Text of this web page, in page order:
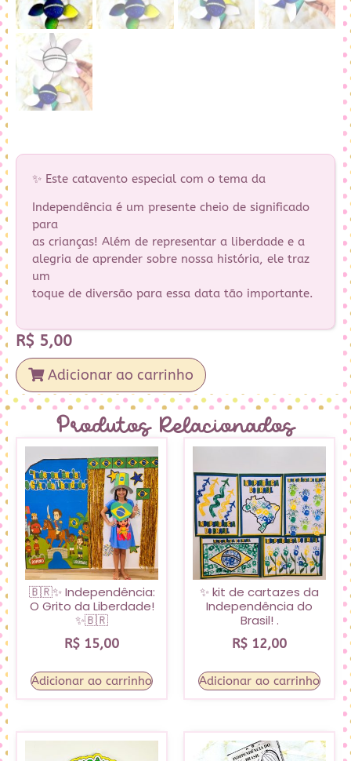
✨ Este catavento especial com o tema da
Independência é um presente cheio de significado
para
as crianças! Além de representar a liberdade e a
alegria de aprender sobre nossa história, ele traz
um
toque de diversão para essa data tão importante.
R$ 5,00
Adicionar ao carrinho
Produtos Relacionados
🇧🇷✨ Independência:
O Grito da Liberdade!
✨🇧🇷
R$ 15,00
Adicionar ao carrinho
✨ kit de cartazes da
Independência do
Brasil! .
R$ 12,00
Adicionar ao carrinho